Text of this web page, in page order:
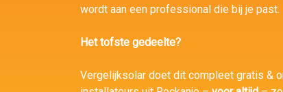
wordt aan een professional die bij je past.
Het tofste gedeelte?
Vergelijksolar doet dit compleet gratis &